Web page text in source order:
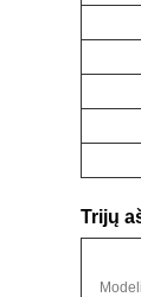
Trijų